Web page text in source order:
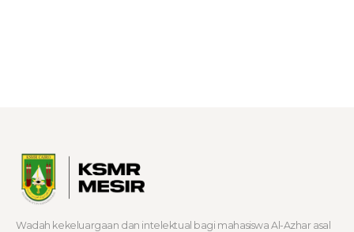
Wadah kekeluargaan dan intelektual bagi mahasiswa Al-Azhar asal